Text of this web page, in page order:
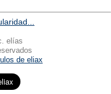
elías
de eliax